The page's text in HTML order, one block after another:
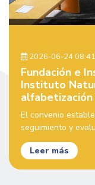
2026-06-24
Fundación e
Instituto
El convenio
seguimiento y
Leer más